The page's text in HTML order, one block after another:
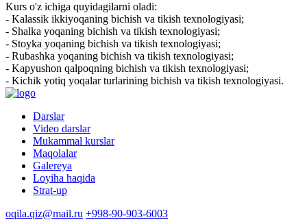
Kurs o'z ichiga quyidagilarni oladi:
- Kalassik ikkiyoqaning bichish va tikish texnologiyasi;
- Shalka yoqaning bichish va tikish texnologiyasi;
- Stoyka yoqaning bichish va tikish texnologiyasi;
- Rubashka yoqaning bichish va tikish texnologiyasi;
- Kapyushon qalpoqning bichish va tikish texnologiyasi;
- Kichik yotiq yoqalar turlarining bichish va tikish texnologiyasi.
Darslar
Video darslar
Mukammal kurslar
Maqolalar
Galereya
Loyiha haqida
Strat-up
oqila.qiz@mail.ru +998-90-903-6003